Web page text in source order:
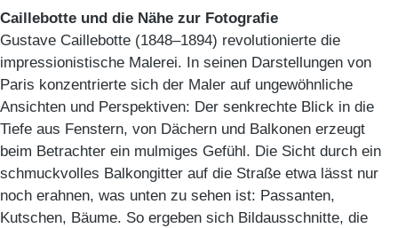
Caillebotte und die Nähe zur Fotografie
Gustave Caillebotte (1848–1894) revolutionierte die
impressionistische Malerei. In seinen Darstellungen von
Paris konzentrierte sich der Maler auf ungewöhnliche
Ansichten und Perspektiven: Der senkrechte Blick in die
Tiefe aus Fenstern, von Dächern und Balkonen erzeugt
beim Betrachter ein mulmiges Gefühl. Die Sicht durch ein
schmuckvolles Balkongitter auf die Straße etwa lässt nur
noch erahnen, was unten zu sehen ist: Passanten,
Kutschen, Bäume. So ergeben sich Bildausschnitte, die